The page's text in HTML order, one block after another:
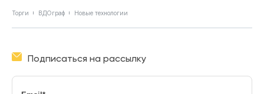
Торги ВДОграф Новые технологии
Подписаться на рассылку